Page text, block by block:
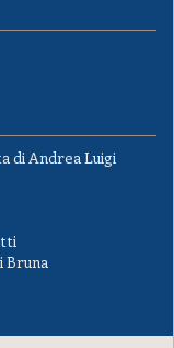
di Andrea Luigi
Bruna